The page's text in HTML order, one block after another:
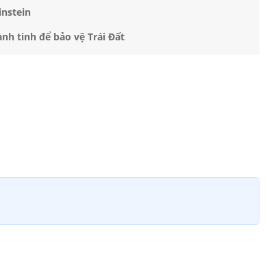
tinh để bảo vệ Trái Đất